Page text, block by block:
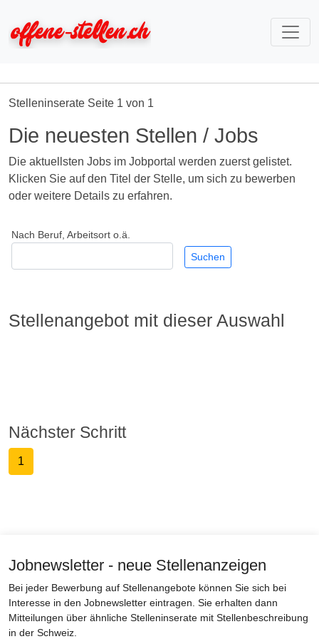
Stelleninserate Seite 1 von 1
Die neuesten Stellen / Jobs
Die aktuellsten Jobs im Jobportal werden zuerst gelistet.
Klicken Sie auf den Titel der Stelle, um sich zu bewerben
oder weitere Details zu erfahren.
Nach Beruf, Arbeitsort o.ä.
Stellenangebot mit dieser Auswahl
Nächster Schritt
1
Jobnewsletter - neue Stellenanzeigen
Bei jeder Bewerbung auf Stellenangebote können Sie sich bei
Interesse in den Jobnewsletter eintragen. Sie erhalten dann
Mitteilungen über ähnliche Stelleninserate mit Stellenbeschreibung
in der Schweiz.